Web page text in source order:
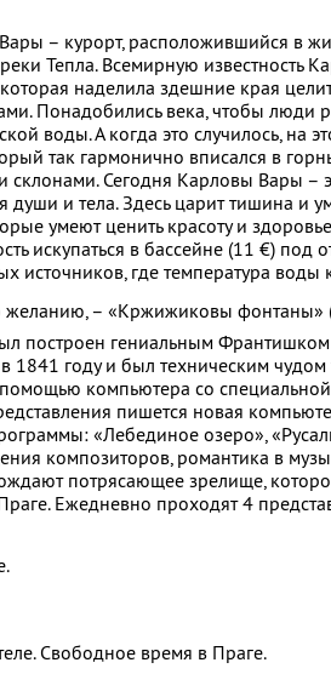
– курорт, расположившийся в
Тепла. Всемирную известность
наделила здешние края
Понадобились века, чтобы люди
воды. А когда это случилось, на
так гармонично вписался в
склонами. Сегодня Карловы Вары –
души и тела. Здесь царит тишина и
умеют ценить красоту и
искупаться в бассейне (11 €) под
источников, где температура воды
желанию, – «Кржижиковы фонтаны»
построен гениальным
1841 году и был техническим чудом
компьютера со
пишется новая
«Лебединое озеро»,
композиторов, романтика в
потрясающее зрелище,
Ежедневно проходят 4
Свободное время в Праге.